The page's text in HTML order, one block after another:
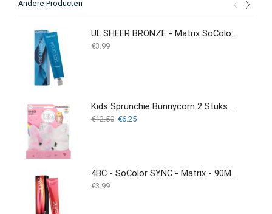
Andere Producten
UL SHEER BRONZE - Matrix SoColor Beauty Extra Blonde 90ML
€3.99
Kids Sprunchie Bunnycorn 2 Stuks - Invisibobble
€12.50 Oorspronkelijke
€6.25Huidige
4BC - SoColor SYNC - Matrix - 90ML - OLD
€3.99